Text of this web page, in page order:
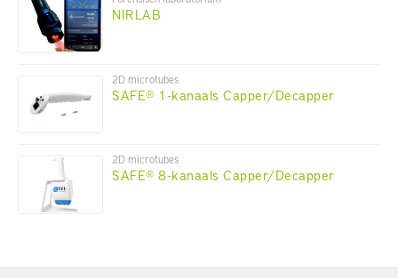
NIRLAB
2D microtubes
SAFE® 1-kanaals Capper/Decapper
2D microtubes
SAFE® 8-kanaals Capper/Decapper